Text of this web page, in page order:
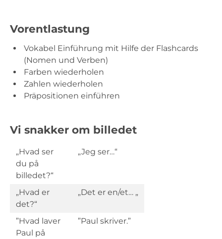
Vorentlastung
Vokabel Einführung mit Hilfe der Flashcards
(Nomen und Verben)
Farben wiederholen
Zahlen wiederholen
Präpositionen einführen
Vi snakker om billedet
„Hvad ser
du på
billedet?“
„Jeg ser…“
„Hvad er
det?“
„Det er en/et… „
”Hvad laver
Paul på
”Paul skriver.”